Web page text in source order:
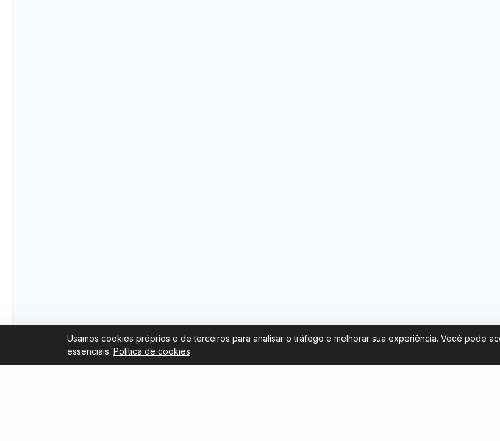
Usamos cookies próprios e de terceiros para analisar o tráfego e melhorar sua experiência. Você pode
essenciais. Política de cookies